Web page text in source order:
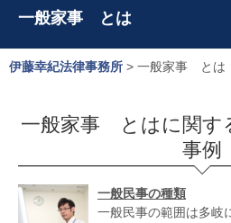
一般家事 とは
伊藤幸紀法律事務所 > 一般家事 とは
一般家事 とはに関す
事例
一般民事の種類
一般民事の範囲は多岐